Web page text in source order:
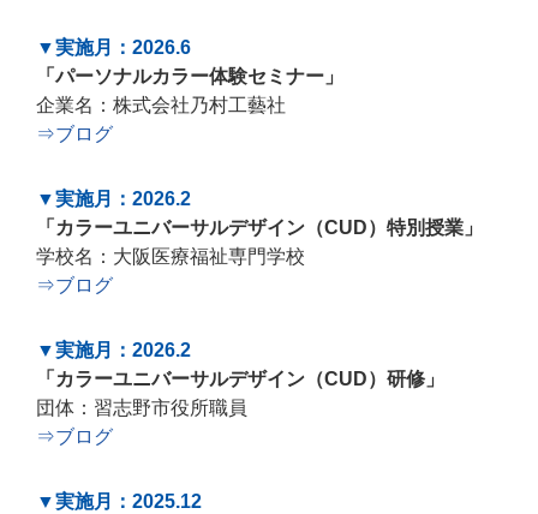
▼実施月：2026.6
「パーソナルカラー体験セミナー」
企業名：株式会社乃村工藝社
⇒ブログ
▼実施月：2026.2
「カラーユニバーサルデザイン（CUD）特別授業」
学校名：大阪医療福祉専門学校
⇒ブログ
▼実施月：2026.2
「カラーユニバーサルデザイン（CUD）研修」
団体：習志野市役所職員
⇒ブログ
▼実施月：2025.12